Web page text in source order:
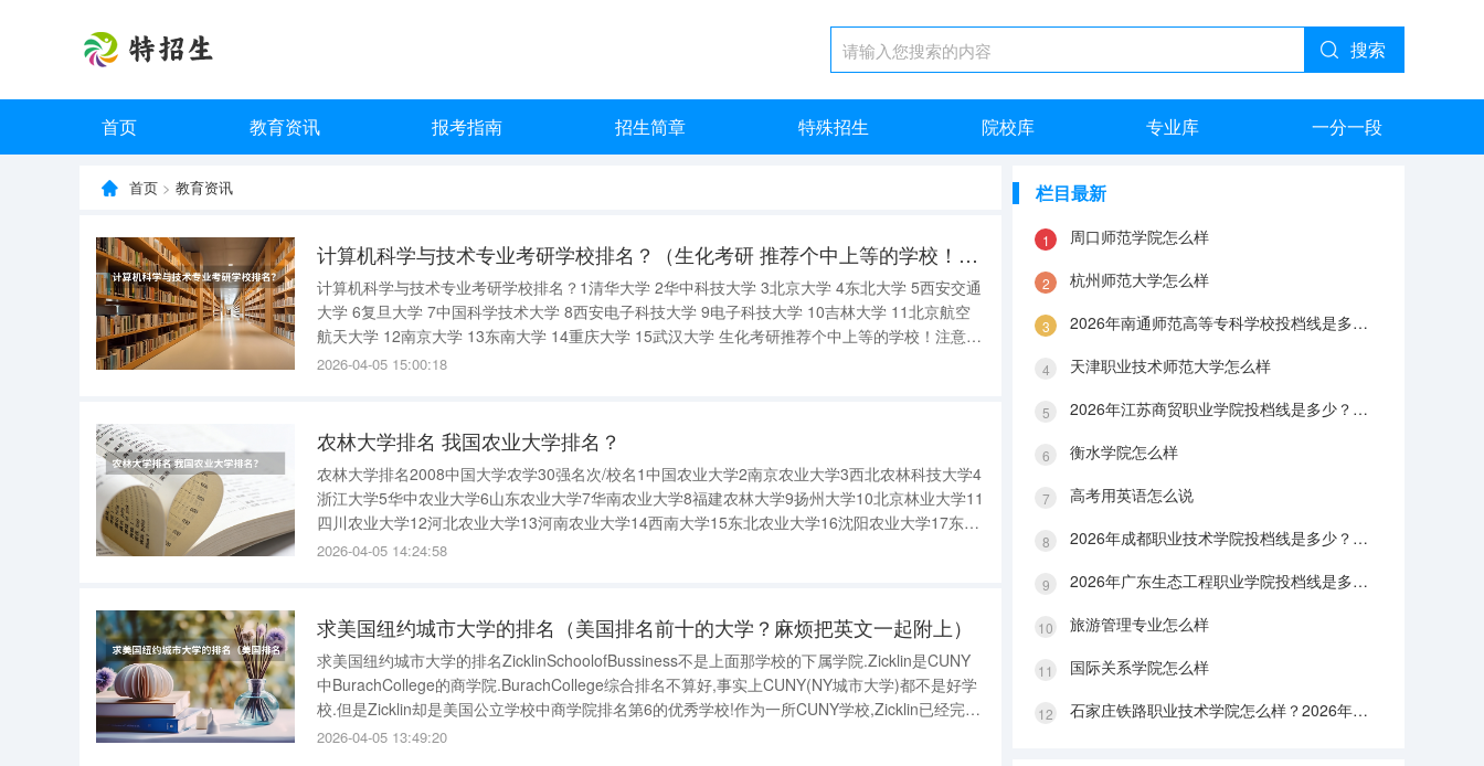
搜索
首页 教育资讯 报考指南 招生简章 特殊招生 院校库 专业库 一分一段
首页 > 教育资讯
计算机科学与技术专业考研学校排名？（生化考研 推荐个中上等的学校！注意看题）
计算机科学与技术专业考研学校排名？1清华大学 2华中科技大学 3北京大学 4东北大学 5西安交通
大学 6复旦大学 7中国科学技术大学 8西安电子科技大学 9电子科技大学 10吉林大学 11北京航空
航天大学 12南京大学 13东南大学 14重庆大学 15武汉大学 生化考研推荐个中上等的学校！注意看
题排名学校名称等级排名学校名称等级排名学校名称等级1北京大学A+12华中
2026-04-05 15:00:18
农林大学排名 我国农业大学排名？
农林大学排名2008中国大学农学30强名次/校名1中国农业大学2南京农业大学3西北农林科技大学4
浙江大学5华中农业大学6山东农业大学7华南农业大学8福建农林大学9扬州大学10北京林业大学11
四川农业大学12河北农业大学13河南农业大学14西南大学15东北农业大学16沈阳农业大学17东北
林业大学18山西农业大学19吉林大学20兰州大学21湖南农业大学22安徽农业大学23中国海洋大学
2026-04-05 14:24:58
求美国纽约城市大学的排名（美国排名前十的大学？麻烦把英文一起附上）
求美国纽约城市大学的排名ZicklinSchoolofBussiness不是上面那学校的下属学院.Zicklin是CUNY
中BurachCollege的商学院.BurachCollege综合排名不算好,事实上CUNY(NY城市大学)都不是好学
校.但是Zicklin却是美国公立学校中商学院排名第6的优秀学校!作为一所CUNY学校,Zicklin已经完全
背离了纽约市"为了让所以学生都有大学上"的初
2026-04-05 13:49:20
栏目最新
周口师范学院怎么样
杭州师范大学怎么样
2026年南通师范高等专科学校投档线是多少？分数线、费用与入学攻略
天津职业技术师范大学怎么样
2026年江苏商贸职业学院投档线是多少？分数线、费用与入学攻略
衡水学院怎么样
高考用英语怎么说
2026年成都职业技术学院投档线是多少？分数线、费用与入学攻略
2026年广东生态工程职业学院投档线是多少？分数线、费用与入学攻略
旅游管理专业怎么样
国际关系学院怎么样
石家庄铁路职业技术学院怎么样？2026年投档线、宿舍条件与就业前景分析